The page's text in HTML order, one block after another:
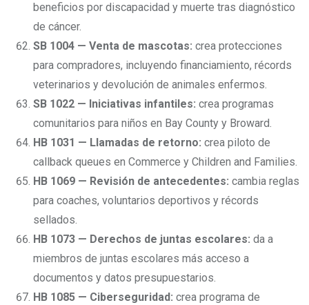
beneficios por discapacidad y muerte tras diagnóstico
de cáncer.
SB 1004 — Venta de mascotas: crea protecciones
para compradores, incluyendo financiamiento, récords
veterinarios y devolución de animales enfermos.
SB 1022 — Iniciativas infantiles: crea programas
comunitarios para niños en Bay County y Broward.
HB 1031 — Llamadas de retorno: crea piloto de
callback queues en Commerce y Children and Families.
HB 1069 — Revisión de antecedentes: cambia reglas
para coaches, voluntarios deportivos y récords
sellados.
HB 1073 — Derechos de juntas escolares: da a
miembros de juntas escolares más acceso a
documentos y datos presupuestarios.
HB 1085 — Ciberseguridad: crea programa de